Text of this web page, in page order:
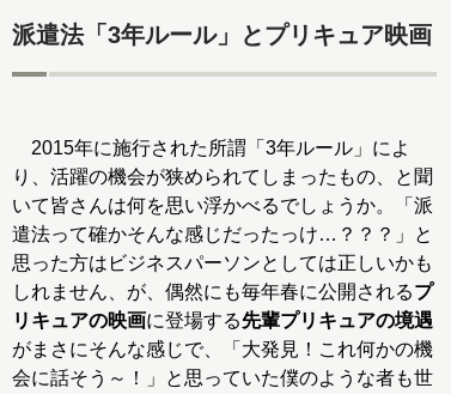
派遣法「3年ルール」とプリキュア映画
2015年に施行された所謂「3年ルール」によ
り、活躍の機会が狭められてしまったもの、と聞
いて皆さんは何を思い浮かべるでしょうか。「派
遣法って確かそんな感じだったっけ…？？？」と
思った方はビジネスパーソンとしては正しいかも
しれません、が、偶然にも毎年春に公開されるプ
リキュアの映画に登場する先輩プリキュアの境遇
がまさにそんな感じで、「大発見！これ何かの機
会に話そう～！」と思っていた僕のような者も世